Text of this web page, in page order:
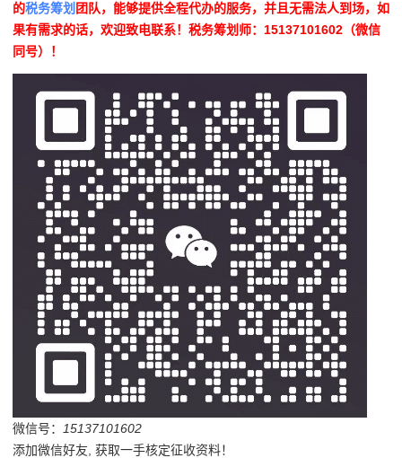
的税务筹划 团队，能够提供全程代办的服务，并且无需法人到场，如
果有需求的话，欢迎致电联系！税务筹划师：15137101602（微信
同号）！
微信号：
15137101602
添加微信好友, 获取一手核定征收资料！